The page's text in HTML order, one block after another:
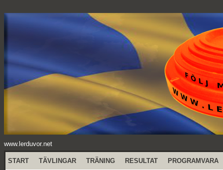
www.lerduvor.net
START TÄVLINGAR TRÄNING RESULTAT PROGRAMVARA